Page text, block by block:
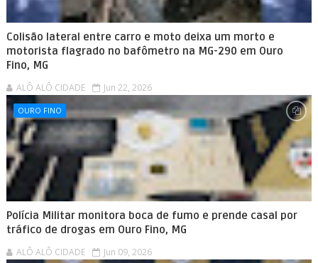
Colisão lateral entre carro e moto deixa um morto e
motorista flagrado no bafômetro na MG-290 em Ouro
Fino, MG
ALÔ ALÔ CIDADE Jun 22, 2026
OURO FINO
Polícia Militar monitora boca de fumo e prende casal por
tráfico de drogas em Ouro Fino, MG
ALÔ ALÔ CIDADE Jun 09, 2026